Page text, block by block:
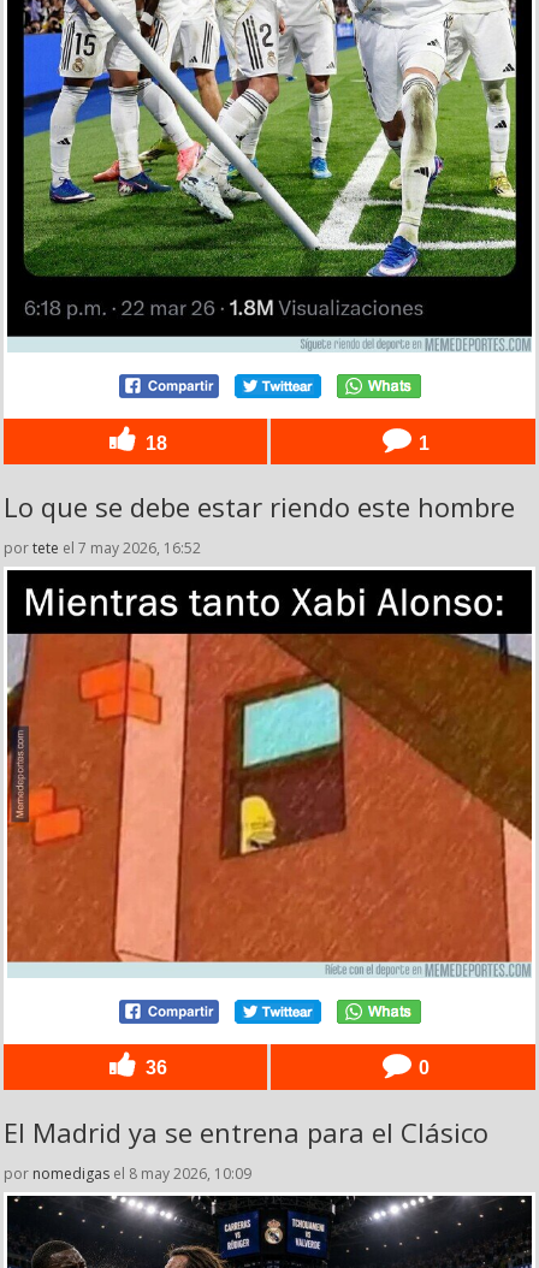
18 1
Lo que se debe estar riendo este hombre
portete el 7 may 2026, 16:52
36 0
El Madrid ya se entrena para el Clásico
por nomedigas el 8 may 2026, 10:09